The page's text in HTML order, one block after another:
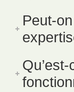
Peut-